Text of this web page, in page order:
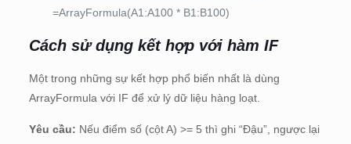
=ArrayFormula(A1:A100 * B1:B100)
Cách sử dụng kết hợp với hàm IF
Một trong những sự kết hợp phổ biến nhất là dùng
ArrayFormula với IF để xử lý dữ liệu hàng loạt.
Yêu cầu: Nếu điểm số (cột A) >= 5 thì ghi “Đậu”, ngược lại